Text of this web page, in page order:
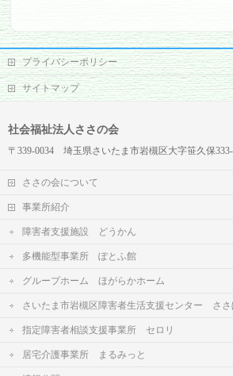
プライバシーポリシー
サイトマップ
社会福祉法人ささの会
〒339-0034 埼玉県さいたま市岩槻区大字笹久保
ささの会について
事業所紹介
障害者支援施設 どうかん
多機能型事業所 ぽとふ館
グループホーム ほがらかホーム
さいたま市岩槻区障害者生活支援センター ささ
指定障害者相談支援事業所 セロリ
居宅介護事業所 まるみっと